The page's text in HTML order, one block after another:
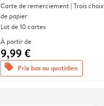
Carte de remerciement | Trois choix
de papier
Lot de 10 cartes
À partir de
9,99 €
offers Prix bas au quotidien